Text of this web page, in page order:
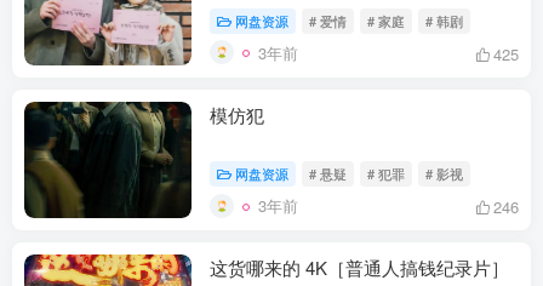
网盘资源 # 爱情 # 家庭 # 韩剧
3年前 425
模仿犯
网盘资源 # 悬疑 # 犯罪 # 影视
3年前 246
这货哪来的 4K［普通人搞钱纪录片］